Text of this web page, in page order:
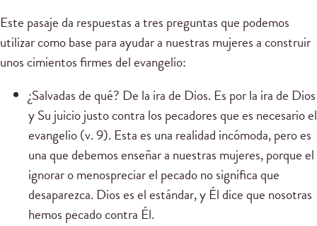
Este pasaje da respuestas a tres preguntas que podemos
utilizar como base para ayudar a nuestras mujeres a construir
unos cimientos firmes del evangelio:
¿Salvadas de qué? De la ira de Dios. Es por la ira de Dios
y Su juicio justo contra los pecadores que es necesario el
evangelio (v. 9). Esta es una realidad incómoda, pero es
una que debemos enseñar a nuestras mujeres, porque el
ignorar o menospreciar el pecado no significa que
desaparezca. Dios es el estándar, y Él dice que nosotras
hemos pecado contra Él.